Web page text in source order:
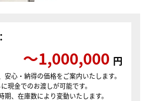
〜1,000,000 円
心・納得の価格をご案内いたします。
現金でのお渡しが可能です。
、在庫数により変動いたします。